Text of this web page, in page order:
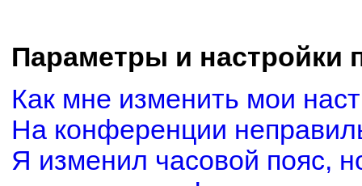
Параметры и настройки
Как мне изменить мои
На конференции
Я изменил часовой пояс,